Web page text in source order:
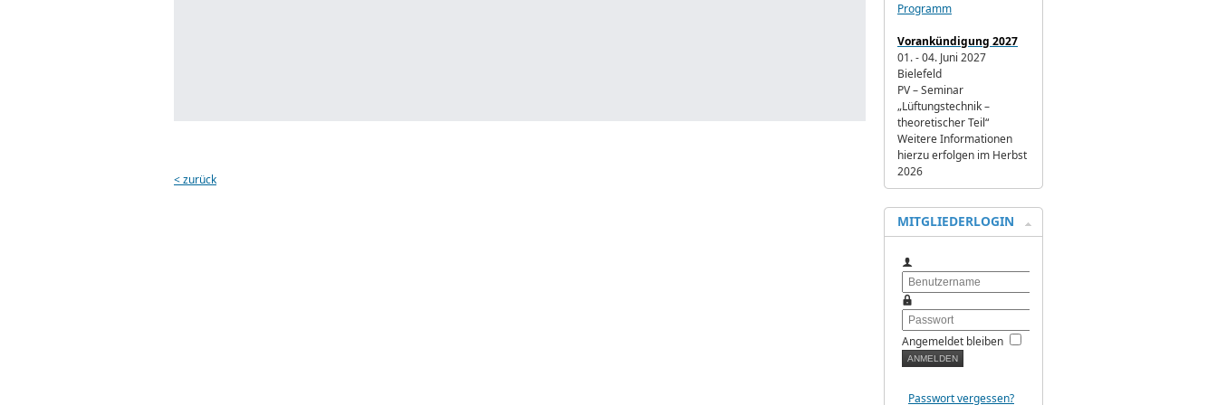
< zurück
Programm
Vorankündigung 2027
01. - 04. Juni 2027
Bielefeld
PV – Seminar
„Lüftungstechnik –
theoretischer Teil“
Weitere Informationen
hierzu erfolgen im Herbst
2026
MITGLIEDERLOGIN
Angemeldet bleiben
Passwort vergessen?